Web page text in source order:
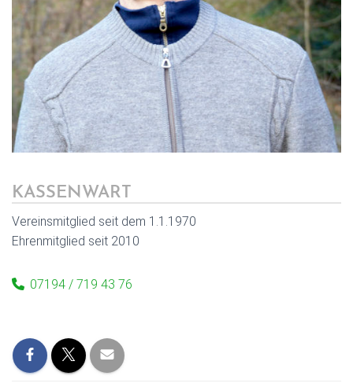
KASSENWART
Vereinsmitglied seit dem 1.1.1970
Ehrenmitglied seit 2010
07194 / 719 43 76